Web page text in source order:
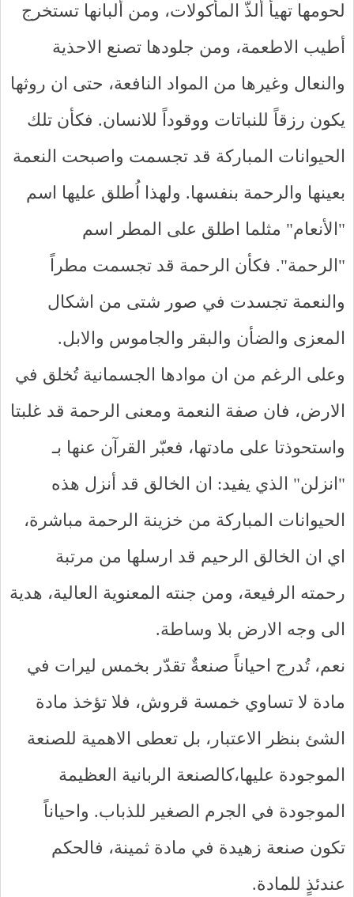
لحومها تهيأ ألذّ المأكولات، ومن ألبانها تستخرج
أطيب الاطعمة، ومن جلودها تصنع الاحذية
والنعال وغيرها من المواد النافعة، حتى ان روثها
يكون رزقاً للنباتات ووقوداً للانسان. فكأن تلك
الحيوانات المباركة قد تجسمت واصبحت النعمة
بعينها والرحمة بنفسها. ولهذا اُطلق عليها اسم
"الأنعام" مثلما اطلق على المطر اسم
"الرحمة". فكأن الرحمة قد تجسمت مطراً
والنعمة تجسدت في صور شتى من اشكال
المعزى والضأن والبقر والجاموس والابل.
وعلى الرغم من ان موادها الجسمانية تُخلق في
الارض، فان صفة النعمة ومعنى الرحمة قد غلبتا
واستحوذتا على مادتها، فعبّر القرآن عنها بـ
"انزلن" الذي يفيد: ان الخالق قد أنزل هذه
الحيوانات المباركة من خزينة الرحمة مباشرة،
اي ان الخالق الرحيم قد ارسلها من مرتبة
رحمته الرفيعة، ومن جنته المعنوية العالية، هدية
الى وجه الارض بلا وساطة.
نعم، تُدرج احياناً صنعةٌ تقدّر بخمس ليرات في
مادة لا تساوي خمسة قروش، فلا تؤخذ مادة
الشئ بنظر الاعتبار، بل تعطى الاهمية للصنعة
الموجودة عليها،كالصنعة الربانية العظيمة
الموجودة في الجرم الصغير للذباب. واحياناً
تكون صنعة زهيدة في مادة ثمينة، فالحكم
عندئذٍ للمادة.